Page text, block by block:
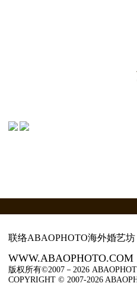
联络ABAOPHOTO海外婚艺
WWW.ABAOPHOTO.COM
版权所有©2007－2026
COPYRIGHT © 2007-2026